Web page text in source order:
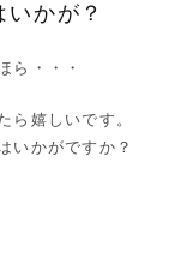
かが？
ら・・・
ら嬉しいです。
いかがですか？